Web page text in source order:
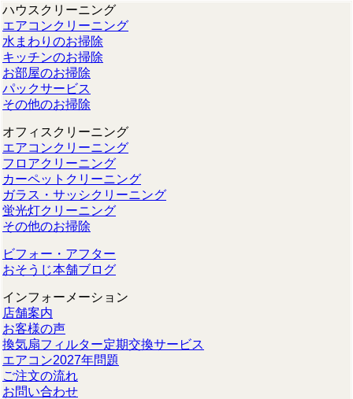
ハウスクリーニング
エアコンクリーニング
水まわりのお掃除
キッチンのお掃除
お部屋のお掃除
パックサービス
その他のお掃除
オフィスクリーニング
エアコンクリーニング
フロアクリーニング
カーペットクリーニング
ガラス・サッシクリーニング
蛍光灯クリーニング
その他のお掃除
ビフォー・アフター
おそうじ本舗ブログ
インフォーメーション
店舗案内
お客様の声
換気扇フィルター定期交換サービス
エアコン2027年問題
ご注文の流れ
お問い合わせ